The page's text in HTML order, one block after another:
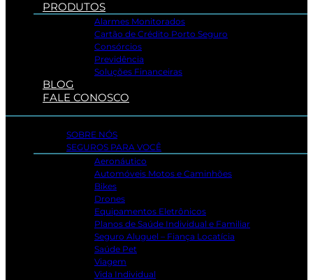
PRODUTOS
Alarmes Monitorados
Cartão de Crédito Porto Seguro
Consórcios
Previdência
Soluções Financeiras
BLOG
FALE CONOSCO
SOBRE NÓS
SEGUROS PARA VOCÊ
Aeronáutico
Automóveis Motos e Caminhões
Bikes
Drones
Equipamentos Eletrônicos
Planos de Saúde Individual e Familiar
Seguro Aluguel – Fiança Locatícia
Saúde Pet
Viagem
Vida Individual